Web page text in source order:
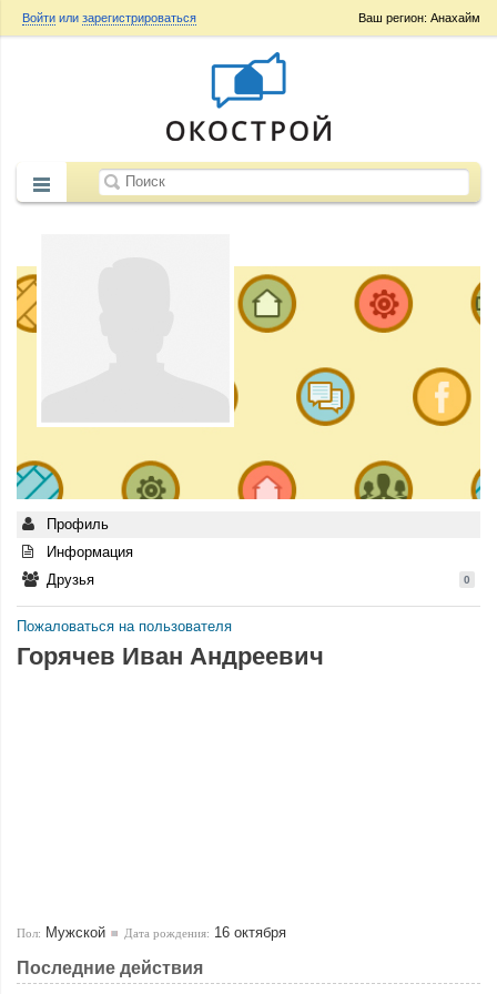
Ваш регион: Анахайм
Войти или зарегистрироваться
Профиль
Информация
Друзья
0
Пожаловаться на пользователя
Горячев Иван Андреевич
Пол: Мужской Дата рождения: 16 октября
Последние действия